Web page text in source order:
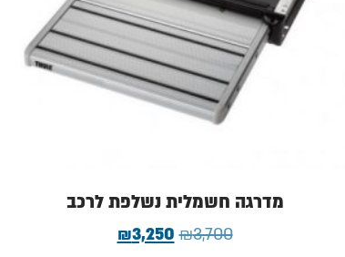
מדרגה חשמלית נשלפת לרכב
₪3,700
₪3,250